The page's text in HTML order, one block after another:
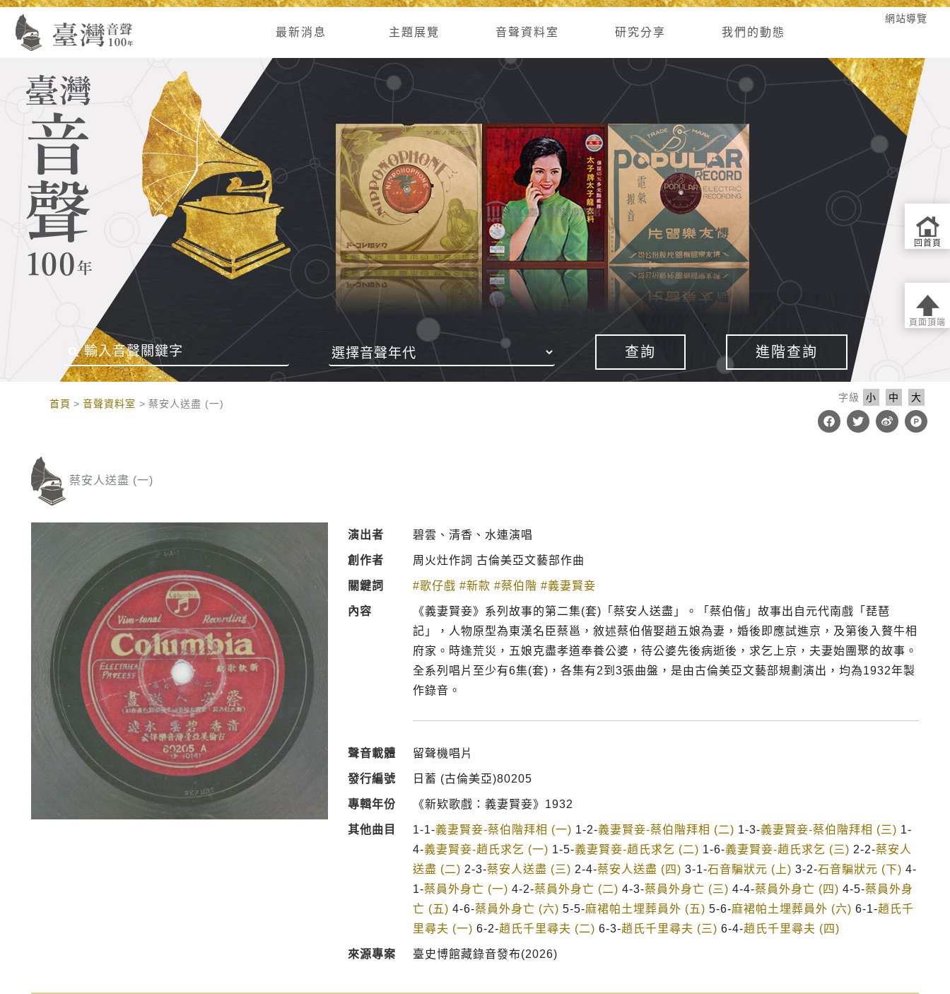
Alt+U：
Alt+C：
跳
最新消息 主題展覽 音聲資料室 研究分享 我們的動態
網站導覽
查詢 進階查詢
首頁 音聲資料室 蔡安人送盡 (一)
字級 小 中 大
F
a
T
w
W
e
P
r
蔡安人送盡 (一)
演出者 碧雲、清香、水連演唱
創作者 周火灶作詞 古倫美亞文藝部作曲
關鍵詞 #歌仔戲 #新款 #蔡伯階 #義妻賢妾
內容
《義妻賢妾》系列故事的第二集(套)「蔡安人送盡」。「蔡伯偕」故事出自元代南戲「琵琶
記」，人物原型為東漢名臣蔡邕，敘述蔡伯偕娶趙五娘為妻，婚後即應試進京，及第後入贅牛相
府家。時逢荒災，五娘克盡孝道奉養公婆，待公婆先後病逝後，求乞上京，夫妻始團聚的故事。
全系列唱片至少有6集(套)，各集有2到3張曲盤，是由古倫美亞文藝部規劃演出，均為1932年製
作錄音。
聲音載體 留聲機唱片
發行編號 日蓄 (古倫美亞)80205
專輯年份 《新欵歌戲：義妻賢妾》1932
其他曲目 1-1-義妻賢妾-蔡伯階拜相 (一) 1-2-義妻賢妾-蔡伯階拜相 (二) 1-3-義妻賢妾-蔡伯階拜相 (三) 1-
4-義妻賢妾-趙氏求乞 (一) 1-5-義妻賢妾-趙氏求乞 (二) 1-6-義妻賢妾-趙氏求乞 (三) 2-2-蔡安人
送盡 (二) 2-3-蔡安人送盡 (三) 2-4-蔡安人送盡 (四) 3-1-石音騙狀元 (上) 3-2-石音騙狀元 (下) 4-
1-蔡員外身亡 (一) 4-2-蔡員外身亡 (二) 4-3-蔡員外身亡 (三) 4-4-蔡員外身亡 (四) 4-5-蔡員外身
亡 (五) 4-6-蔡員外身亡 (六) 5-5-麻裙帕土埋葬員外 (五) 5-6-麻裙帕土埋葬員外 (六) 6-1-趙氏千
里尋夫 (一) 6-2-趙氏千里尋夫 (二) 6-3-趙氏千里尋夫 (三) 6-4-趙氏千里尋夫 (四)
來源專案 臺史博館藏錄音發布(2026)
回首頁
頁面頂端